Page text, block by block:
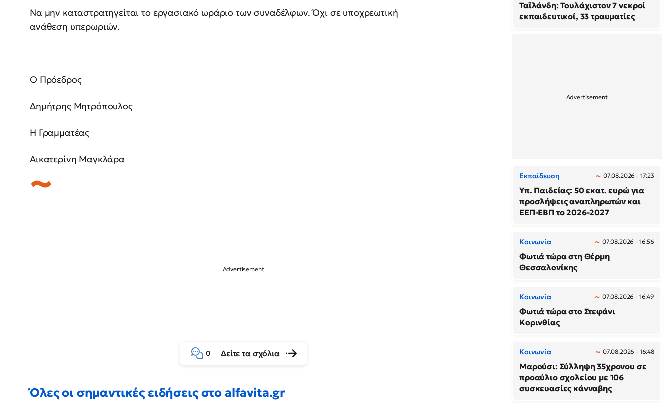
Να μην καταστρατηγείται το εργασιακό ωράριο των συναδέλφων. Όχι σε υποχρεωτική
ανάθεση υπερωριών.
Ο Πρόεδρος
Δημήτρης Μητρόπουλος
Η Γραμματέας
Αικατερίνη Μαγκλάρα
0 Δείτε τα σχόλια
Όλες οι σημαντικές ειδήσεις στο alfavita.gr
Ταϊλάνδη: Τουλάχιστον 7 νεκροί
εκπαιδευτικοί, 33 τραυματίες
Εκπαίδευση 07.08.2026 - 17:23
Υπ. Παιδείας: 50 εκατ. ευρώ για
προσλήψεις αναπληρωτών και
ΕΕΠ-ΕΒΠ το 2026-2027
Κοινωνία 07.08.2026 - 16:56
Φωτιά τώρα στη Θέρμη
Θεσσαλονίκης
Κοινωνία 07.08.2026 - 16:49
Φωτιά τώρα στο Στεφάνι
Κορινθίας
Κοινωνία 07.08.2026 - 16:48
Μαρούσι: Σύλληψη 35χρονου σε
προαύλιο σχολείου με 106
συσκευασίες κάνναβης